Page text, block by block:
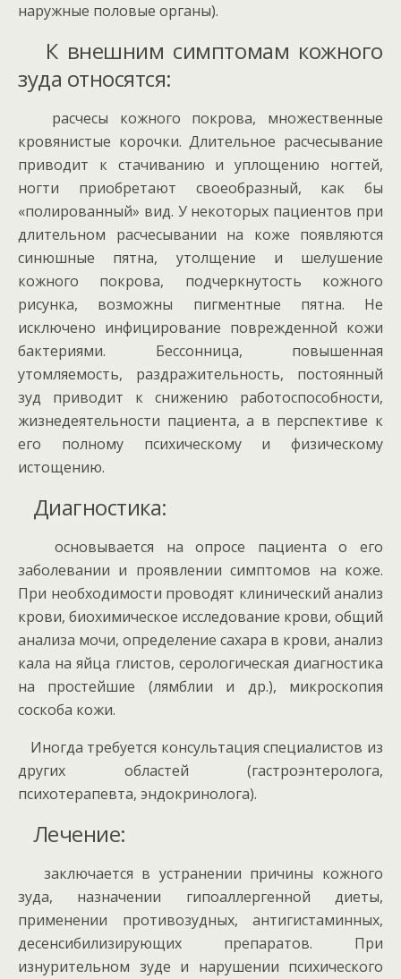
наружные половые органы).
К внешним симптомам кожного
зуда относятся:
расчесы кожного покрова, множественные
кровянистые корочки. Длительное расчесывание
приводит к стачиванию и уплощению ногтей,
ногти приобретают своеобразный, как бы
«полированный» вид. У некоторых пациентов при
длительном расчесывании на коже появляются
синюшные пятна, утолщение и шелушение
кожного покрова, подчеркнутость кожного
рисунка, возможны пигментные пятна. Не
исключено инфицирование поврежденной кожи
бактериями. Бессонница, повышенная
утомляемость, раздражительность, постоянный
зуд приводит к снижению работоспособности,
жизнедеятельности пациента, а в перспективе к
его полному психическому и физическому
истощению.
Диагностика:
основывается на опросе пациента о его
заболевании и проявлении симптомов на коже.
При необходимости проводят клинический анализ
крови, биохимическое исследование крови, общий
анализа мочи, определение сахара в крови, анализ
кала на яйца глистов, серологическая диагностика
на простейшие (лямблии и др.), микроскопия
соскоба кожи.
Иногда требуется консультация специалистов из
других областей (гастроэнтеролога,
психотерапевта, эндокринолога).
Лечение:
заключается в устранении причины кожного
зуда, назначении гипоаллергенной диеты,
применении противозудных, антигистаминных,
десенсибилизирующих препаратов. При
изнурительном зуде и нарушении психического